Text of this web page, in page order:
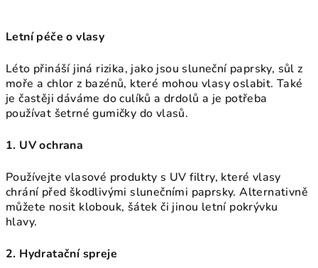
Letní péče o vlasy
Léto přináší jiná rizika, jako jsou sluneční paprsky, sůl z
moře a chlor z bazénů, které mohou vlasy oslabit. Také
je častěji dáváme do culíků a drdolů a je potřeba
používat šetrné gumičky do vlasů.
1. UV ochrana
Používejte vlasové produkty s UV filtry, které vlasy
chrání před škodlivými slunečními paprsky. Alternativně
můžete nosit klobouk, šátek či jinou letní pokrývku
hlavy.
2. Hydratační spreje